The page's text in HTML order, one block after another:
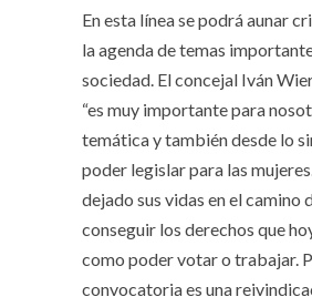
En esta línea se podrá aunar
la agenda de temas
sociedad. El concejal Iván
“es muy importante para
temática y también desde lo
poder legislar para las
dejado sus vidas en el camino
conseguir los derechos que
como poder votar o trabajar.
convocatoria es una